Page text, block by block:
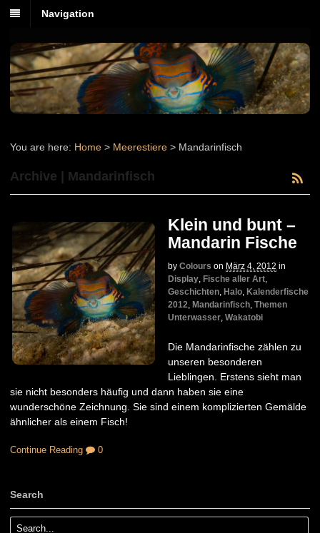
Navigation
You are here: Home > Meerestiere > Mandarinfisch
Archive | Mandarinfisch
Klein und bunt –
Mandarin Fische
by Colours on März 4, 2012 in
Display, Fische aller Art,
Geschichten, Halo, Kalenderfische
2012, Mandarinfisch, Themen
Unterwasser, Wakatobi
Die Mandarinfische zählen zu
unseren besonderen
Lieblingen. Erstens sieht man
sie nicht besonders häufig und dann haben sie eine
wunderschöne Zeichnung. Sie sind einem komplizierten Gemälde
ähnlicher als einem Fisch!
Continue Reading 0
Search